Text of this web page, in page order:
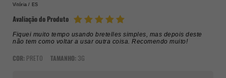
Vitória / ES
Avaliação do Produto
Fiquei muito tempo usando bretelles simples, mas depois deste
não tem como voltar a usar outra coisa. Recomendo muito!
COR: PRETO TAMANHO: 3G